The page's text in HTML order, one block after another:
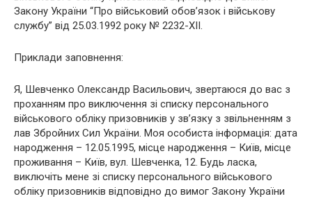
Закону України “Про військовий обов’язок і військову
службу” від 25.03.1992 року № 2232-XII.
Приклади заповнення:
Я, Шевченко Олександр Васильович, звертаюся до вас з
проханням про виключення зі списку персонального
військового обліку призовників у зв’язку з звільненням з
лав Збройних Сил України. Моя особиста інформація: дата
народження – 12.05.1995, місце народження – Київ, місце
проживання – Київ, вул. Шевченка, 12. Будь ласка,
виключіть мене зі списку персонального військового
обліку призовників відповідно до вимог Закону України